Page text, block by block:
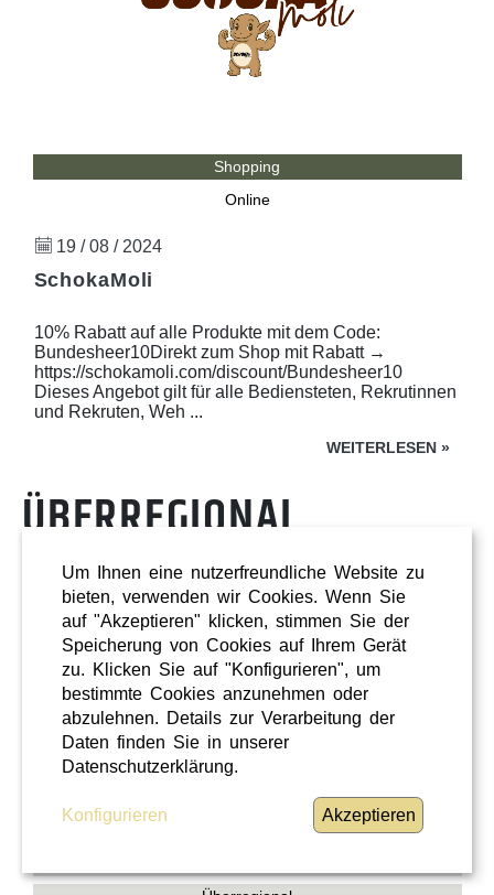
Shopping
Online
19 / 08 / 2024
SchokaMoli
10% Rabatt auf alle Produkte mit dem Code:
Bundesheer10Direkt zum Shop mit Rabatt →
https://schokamoli.com/discount/Bundesheer10
Dieses Angebot gilt für alle Bediensteten, Rekrutinnen
und Rekruten, Weh ...
WEITERLESEN »
ÜBERREGIONAL
Um Ihnen eine nutzerfreundliche Website zu
bieten, verwenden wir Cookies. Wenn Sie
auf "Akzeptieren" klicken, stimmen Sie der
Speicherung von Cookies auf Ihrem Gerät
zu. Klicken Sie auf "Konfigurieren", um
bestimmte Cookies anzunehmen oder
abzulehnen. Details zur Verarbeitung der
Daten finden Sie in unserer
Datenschutzerklärung.
Konfigurieren Akzeptieren